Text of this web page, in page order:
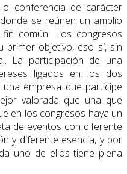
conferencia de carácter
se reúnen un amplio
común. Los congresos
primer objetivo, eso sí, sin
La participación de una
ligados en los dos
empresa que participe
valorada que una que
en los congresos haya un
de eventos con diferente
y diferente esencia, y por
uno de ellos tiene plena